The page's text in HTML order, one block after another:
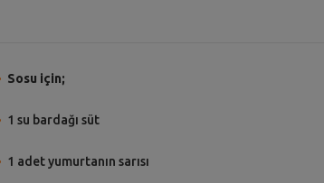
Sosu için;
1 su bardağı süt
1 adet yumurtanın sarısı